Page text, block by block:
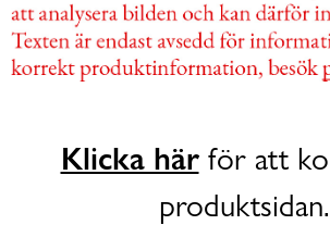
Klicka härför att
produktsidan.